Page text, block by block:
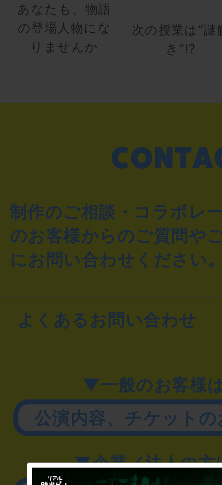
あなたも、物語
の登場人物にな
りませんか
次の授業は“謎
き”!?
制作のご相談・コラボレ
のお客様からのご質問や
にお問い合わせください
よくあるお問い合わせ
▼一般のお客様
公演内容、チケット
▼企業／法人の方